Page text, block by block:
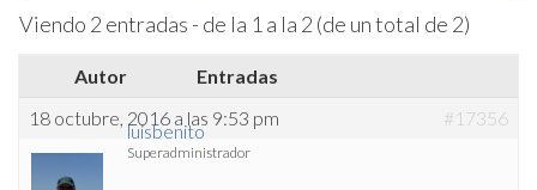
Viendo 2 entradas - de la 1 a la 2 (de un total de 2)
Autor
Entradas
18 octubre, 2016 a las 9:53 pm
#17356
luisbenito
Superadministrador